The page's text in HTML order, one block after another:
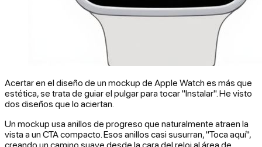
Acertar en el diseño de un mockup de Apple Watch es más que
estética, se trata de guiar el pulgar para tocar "Instalar". He visto
dos diseños que lo aciertan.
Un mockup usa anillos de progreso que naturalmente atraen la
vista a un CTA compacto. Esos anillos casi susurran, "Toca aquí",
creando un camino suave desde la cara del reloj al área de